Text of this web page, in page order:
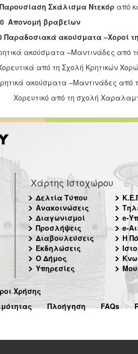
Παρουσίαση Σκάλισμα Ντεκόρ από
Απονομή βραβείων
Παραδοσιακά ακούσματα –Χοροί
ακούσματα –Μαντινάδες από
από τη Σχολή Κρητικών
ακούσματα –Μαντινάδες από
από τη σχολή
Χάρτης Ιστοχώρου
Δελτία Τύπου
Ανακοινώσεις
Διαγωνισμοί
Προσλήψεις
Διαβουλεύσεις
Εκδηλώσεις
Ο Δήμος
Υπηρεσίες
e-
e-
Η
Χρήσης
Πλοήγηση FAQs